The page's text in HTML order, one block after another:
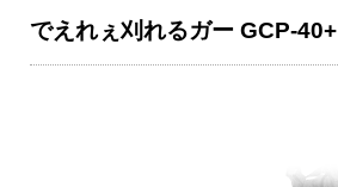
でえれぇ刈れるガー GCP-40+